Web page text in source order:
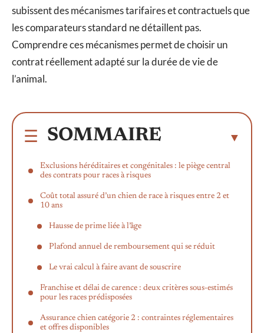
subissent des mécanismes tarifaires et contractuels que
les comparateurs standard ne détaillent pas.
Comprendre ces mécanismes permet de choisir un
contrat réellement adapté sur la durée de vie de
l’animal.
SOMMAIRE
Exclusions héréditaires et congénitales : le piège central
des contrats pour races à risques
Coût total assuré d’un chien de race à risques entre 2 et
10 ans
Hausse de prime liée à l’âge
Plafond annuel de remboursement qui se réduit
Le vrai calcul à faire avant de souscrire
Franchise et délai de carence : deux critères sous-estimés
pour les races prédisposées
Assurance chien catégorie 2 : contraintes réglementaires
et offres disponibles